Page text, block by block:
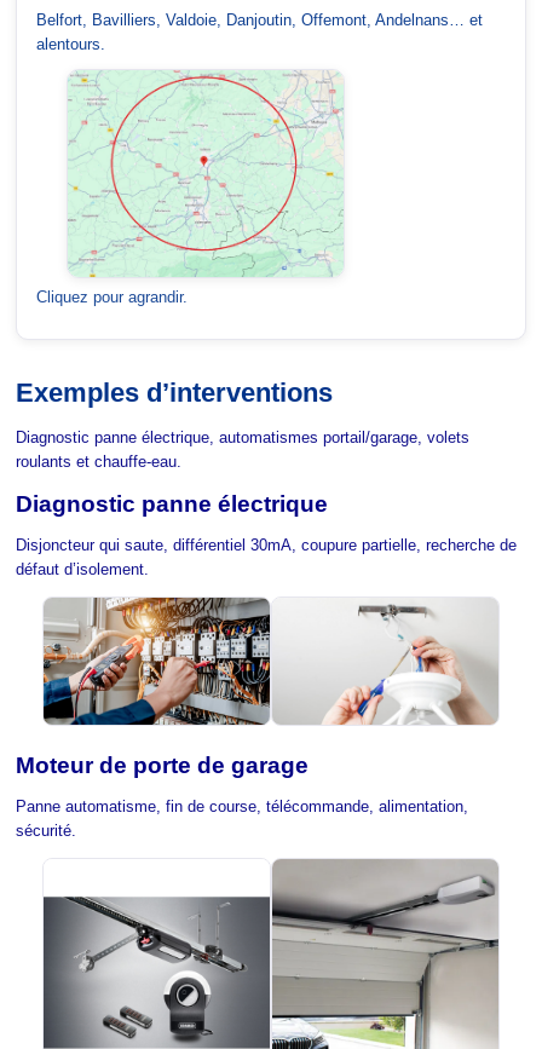
Belfort, Bavilliers, Valdoie, Danjoutin, Offemont, Andelnans… et
alentours.
Cliquez pour agrandir.
Exemples d’interventions
Diagnostic panne électrique, automatismes portail/garage, volets
roulants et chauffe-eau.
Diagnostic panne électrique
Disjoncteur qui saute, différentiel 30mA, coupure partielle, recherche de
défaut d’isolement.
Moteur de porte de garage
Panne automatisme, fin de course, télécommande, alimentation,
sécurité.